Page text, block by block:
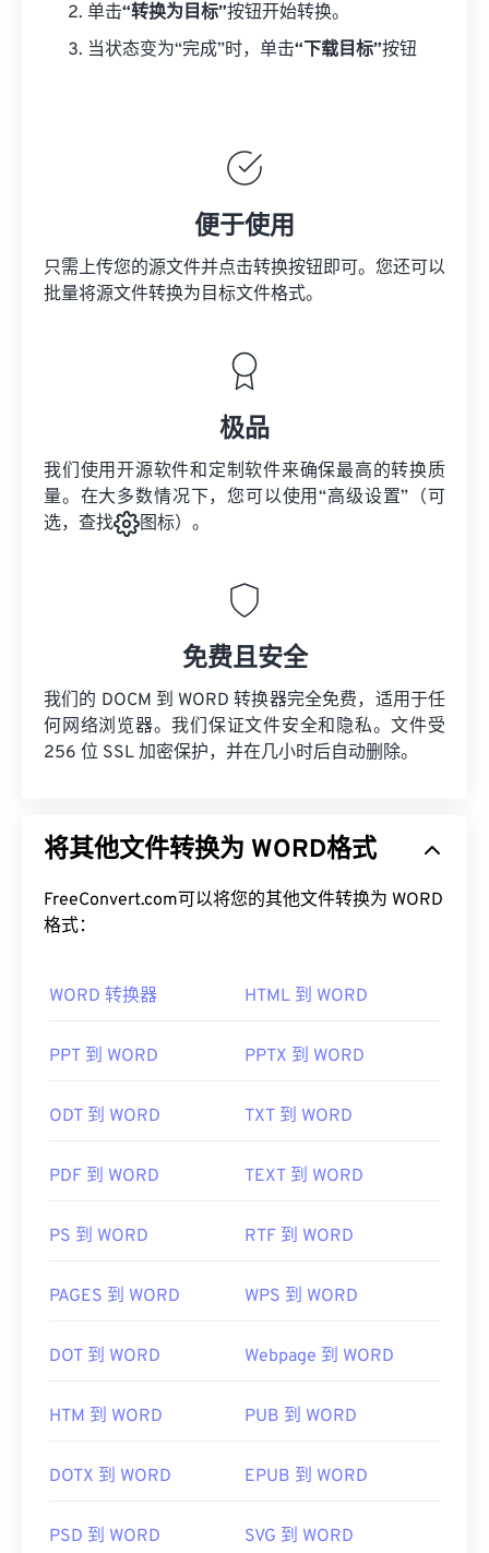
单击“转换为目标”按钮开始转换。
当状态变为“完成”时，单击“下载目标”按钮
便于使用
只需上传您的源文件并点击转换按钮即可。您还可以
批量将源文件转换为目标文件格式。
极品
我们使用开源软件和定制软件来确保最高的转换质
量。在大多数情况下，您可以使用“高级设置”（可
选，查找
图标）。
免费且安全
我们的 DOCM 到 WORD 转换器完全免费，适用于任
何网络浏览器。我们保证文件安全和隐私。文件受
256 位 SSL 加密保护，并在几小时后自动删除。
将其他文件转换为 WORD格式
FreeConvert.com可以将您的其他文件转换为 WORD
格式：
WORD 转换器 HTML 到 WORD
PPT 到 WORD PPTX 到 WORD
ODT 到 WORD TXT 到 WORD
PDF 到 WORD TEXT 到 WORD
PS 到 WORD RTF 到 WORD
PAGES 到 WORD WPS 到 WORD
DOT 到 WORD Webpage 到 WORD
HTM 到 WORD PUB 到 WORD
DOTX 到 WORD EPUB 到 WORD
PSD 到 WORD SVG 到 WORD